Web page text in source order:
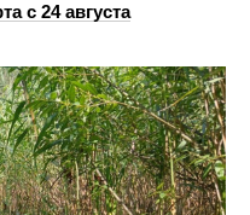
с 24 августа